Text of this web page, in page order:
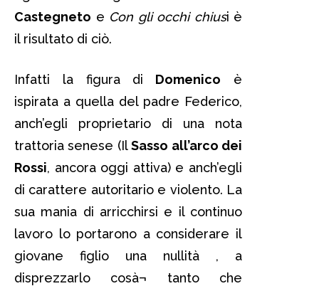
Castegneto e Con gli occhi chiusi è
il risultato di ciò.
Infatti la figura di Domenico è
ispirata a quella del padre Federico,
anch’egli proprietario di una nota
trattoria senese (IlSasso all’arco dei
Rossi, ancora oggi attiva) e anch’egli
di carattere autoritario e violento. La
sua mania di arricchirsi e il continuo
lavoro lo portarono a considerare il
giovane figlio una nullità , a
disprezzarlo cosà¬ tanto che